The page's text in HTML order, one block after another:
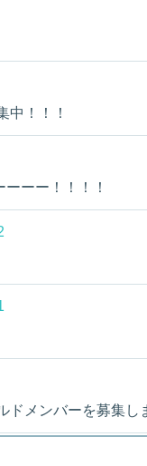
！！！
ーー！！！！
ドメンバーを募集し